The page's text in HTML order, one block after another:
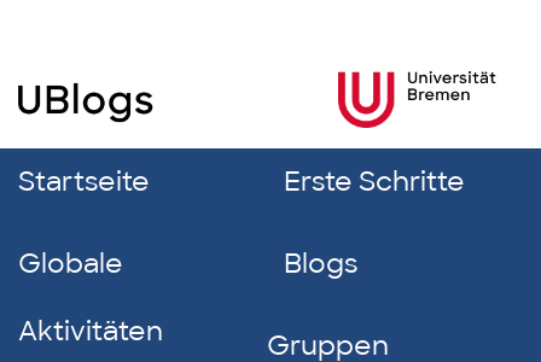
Startseite Erste Schritte
Globale
Aktivitäten
Blogs
Gruppen